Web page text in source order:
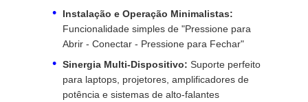
Caixa de áudio visual
Acessórios para elevadores
Faixa de alimentação recessada
Instalação e Operação Minimalistas:
Funcionalidade simples de "Pressione para
Abrir - Conectar - Pressione para Fechar"
Sinergia Multi-Dispositivo: Suporte perfeito
para laptops, projetores, amplificadores de
potência e sistemas de alto-falantes